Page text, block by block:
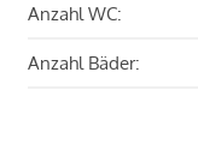
Anzahl WC:
Anzahl Bäder: